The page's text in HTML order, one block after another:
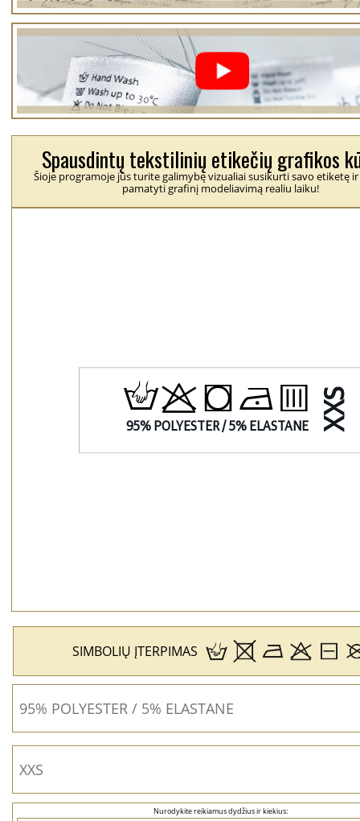
Spausdintų tekstilinių etikečių grafikos
Šioje programoje jūs turite galimybę vizualiai susikurti savo etiketę
pamatyti grafinį modeliavimą realiu laiku!
HpjNb
SIMBOLIŲ ĮTERPIMAS
Nurodykite reikiamus dydžius ir kiekius: